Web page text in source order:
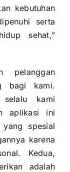
kebutuhan
serta
sehat,”
pelanggan
bagi kami.
kami
aplikasi ini
spesial
karena
Kedua,
adalah